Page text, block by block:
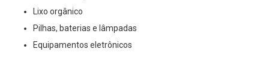
Lixo orgânico
Pilhas, baterias e lâmpadas
Equipamentos eletrônicos